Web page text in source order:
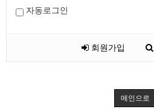
자동로그인
회원가입
메인으로